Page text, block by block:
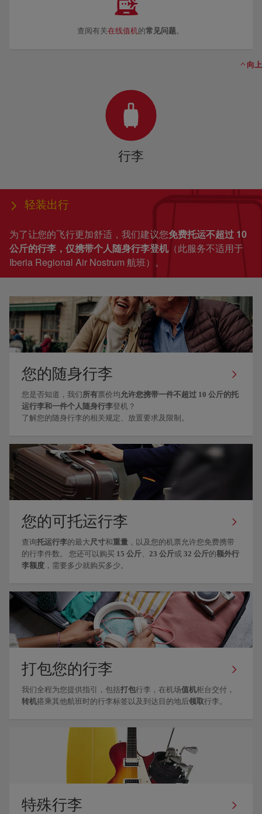
查阅有关在线值机的常见问题。
向上
行李
轻装出行
为了让您的飞行更加舒适，我们建议您免费托运不超过 10
公斤的行李，仅携带个人随身行李登机 （此服务不适用于
Iberia Regional Air Nostrum 航班）。
您的随身行李
您是否知道，我们所有票价均 允许您携带一件不超过 10 公斤的托
运行李和一件个人随身行李登机？
了解您的随身行李的相关规定、放置要求及限制。
您的可托运行李
查询托运行李的最大 尺寸和重量 ，以及您的机票允许您免费携带
的行李件数。 您还可以购买 15 公斤 23 公斤或 32 公斤的额外行
李额度 ，需要多少就购买多少。
打包您的行李
我们全程为您提供指引，包括打包行李，在机场值机柜台交付，
转机搭乘其他航班时的行李标签以及到达目的地后领取行李。
特殊行李